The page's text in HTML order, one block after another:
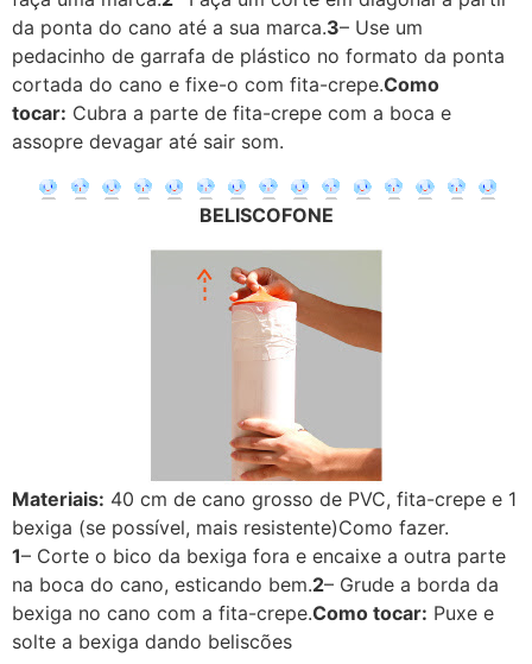
da ponta do cano até a sua marca.3– Use um
pedacinho de garrafa de plástico no formato da ponta
cortada do cano e fixe-o com fita-crepe.Como
tocar: Cubra a parte de fita-crepe com a boca e
assopre devagar até sair som.
BELISCOFONE
Materiais: 40 cm de cano grosso de PVC, fita-crepe e 1
bexiga (se possível, mais resistente)Como fazer.
1– Corte o bico da bexiga fora e encaixe a outra parte
na boca do cano, esticando bem.2– Grude a borda da
bexiga no cano com a fita-crepe.Como tocar: Puxe e
solte a bexiga dando beliscões